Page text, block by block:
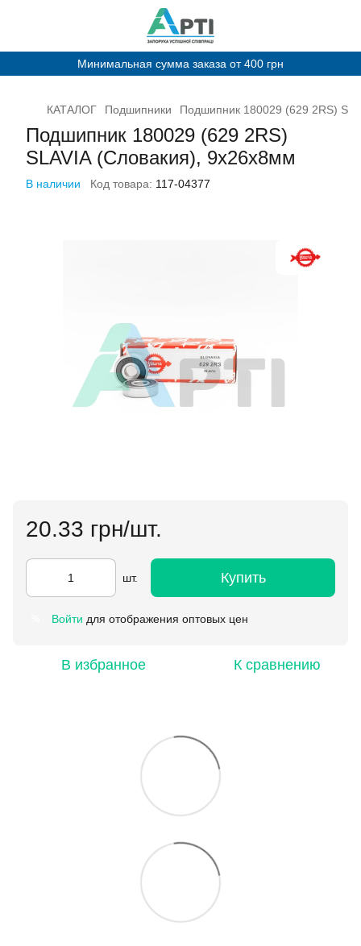
Минимальная сумма заказа от 400 грн
КАТАЛОГ Подшипники Подшипник 180029 (629 2RS)
Подшипник 180029 (629 2RS)
SLAVIA (Словакия), 9х26х8мм
В наличии Код товара: 117-04377
20.33 грн/шт.
шт. Купить
Войти для отображения оптовых цен
В избранное К сравнению